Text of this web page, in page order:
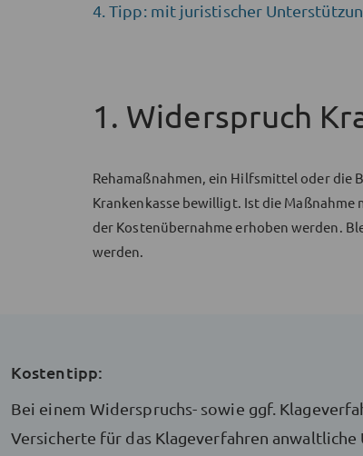
Tipp: mit juristischer
1. Widerspruch
Rehamaßnahmen, ein Hilfsmittel oder die
Krankenkasse bewilligt. Ist die
der Kostenübernahme erhoben werden.
werden.
Kostentipp:
Bei einem Widerspruchs- sowie ggf.
Versicherte für das Klageverfahren